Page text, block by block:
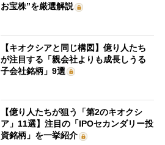
お宝株”を厳選解説
【キオクシアと同じ構図】億り人たち
が注目する「親会社よりも成長しうる
子会社銘柄」9選
【億り人たちが狙う「第2のキオクシ
ア」11選】注目の「IPOセカンダリー投
資銘柄」を一挙紹介